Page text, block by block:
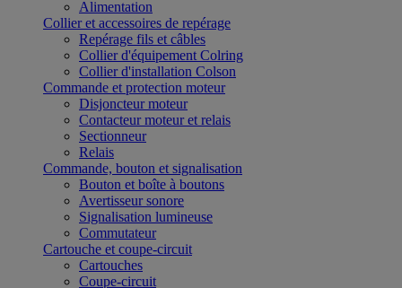
Alimentation
Collier et accessoires de repérage
Repérage fils et câbles
Collier d'équipement Colring
Collier d'installation Colson
Commande et protection moteur
Disjoncteur moteur
Contacteur moteur et relais
Sectionneur
Relais
Commande, bouton et signalisation
Bouton et boîte à boutons
Avertisseur sonore
Signalisation lumineuse
Commutateur
Cartouche et coupe-circuit
Cartouches
Coupe-circuit